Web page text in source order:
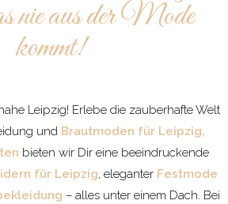
nie aus der Mode
kommt!
Leipzig! Erlebe die zauberhafte Welt
und Brautmoden für Leipzig.
bieten wir Dir eine beeindruckende
für Leipzig, eleganter Festmode
– alles unter einem Dach. Bei